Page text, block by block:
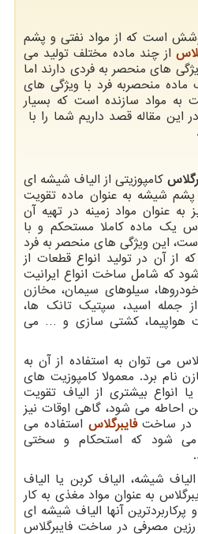
است که از مواد نفتی و پشم
از چند ماده مختلف تولید می
های منحصر به فردی دارند اما
منحصربه فرد با ویژگی های
مواد سازنده است که بسیار
مقاله قصد داریم شما را با
کامپوزیتی از الیاف شیشه ای
پشم شیشه به عنوان ماده تقویت
به عنوان مواد زمینه در تهیه آن
یک ماده کاملا مستحکم و با
این ویژگی های منحصر به فرد
از آن در تولید انواع قطعات از
که شامل ساخت انواع ایرانیت
سیلوهای سیمان، مخازن
جمله اسید، سپتیک تانک ها،
هواپیما، کشتی سازی و … می
می توان به استفاده از آن به
نام برد. معمولا کامپوزیت های
انواع بیشتری از الیاف تقویت
احاطه می شود، گاهی اوقات نیز
در ساختفایبرگلاس استفاده می
شود که استحکام و سختی
شیشه، الیاف کربن یا الیاف
به عنوان مواد مغذی به کار
آنها الیاف شیشه ای
مصرفی در ساخت فایبرگلاس